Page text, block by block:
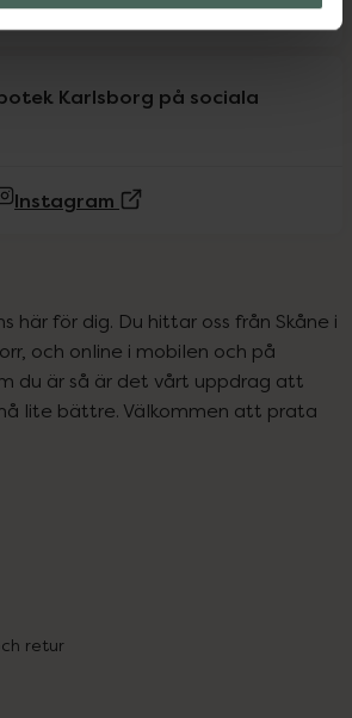
Karlsborg på sociala
sida)
Instagram
här för dig. Du hittar oss från Skåne i
och online i mobilen och på
du är så är det vårt uppdrag att
lite bättre. Välkommen att prata
retur